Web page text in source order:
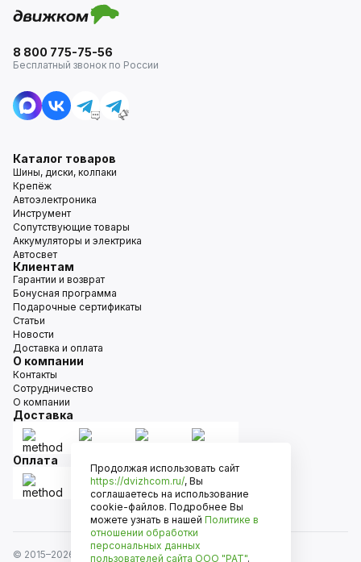
8 800 775-75-56
Бесплатный звонок по России
Каталог товаров
Шины, диски, колпаки
Крепёж
Автоэлектроника
Инструмент
Сопутствующие товары
Аккумуляторы и электрика
Автосвет
Клиентам
Гарантии и возврат
Бонусная программа
Подарочные сертификаты
Статьи
Новости
Доставка и оплата
О компании
Контакты
Сотрудничество
О компании
Доставка
Оплата
© 2015–2026
Движком — сеть магазинов автозапчастей
Продолжая использовать сайт
https://dvizhcom.ru/, Вы
соглашаетесь на использование
cookie-файлов. Подробнее Вы
можете узнать в нашей Политике в
отношении обработки
персональных данных
пользователей сайта ООО "РАТ".